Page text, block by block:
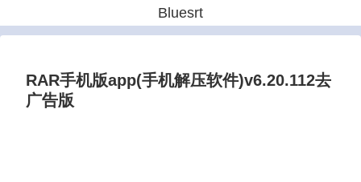
Bluesrt
RAR手机版app(手机解压软件)v6.20.112去
广告版